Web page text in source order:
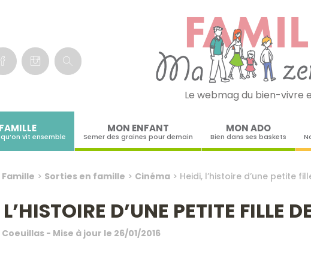
Le webmag du bien-vivre
vit ensemble
MON ENFANT
Semer des graines pour demain
MON ADO
Bien dans ses baskets
Famille > Sorties en famille > Cinéma> Heidi, l’histoire d’une petite
D’UNE PETITE FILLE
- Mise à jour le 26/01/2016